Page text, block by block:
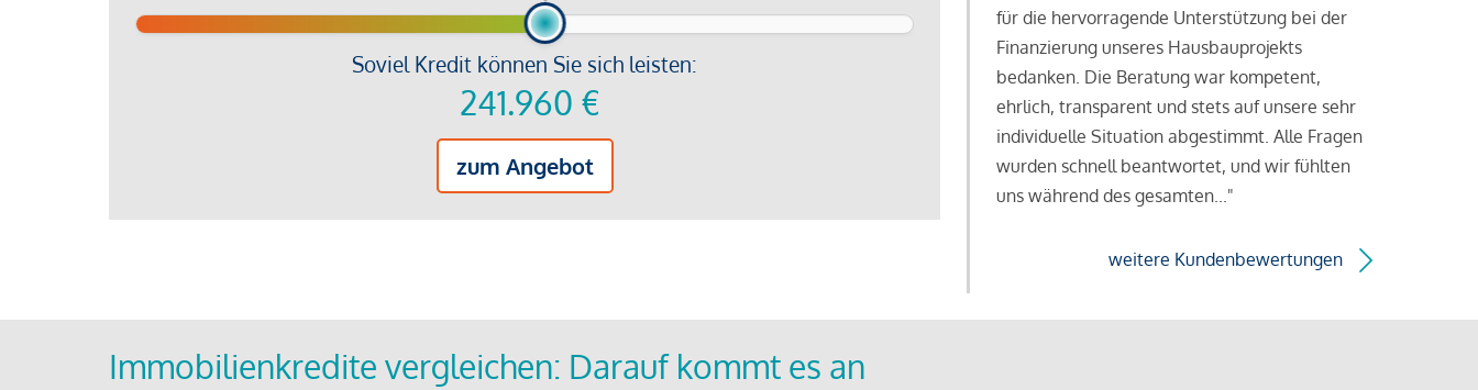
Soviel Kredit können Sie sich leisten:
241.960 €
zum Angebot
für die hervorragende Unterstützung bei der
Finanzierung unseres Hausbauprojekts
bedanken. Die Beratung war kompetent,
ehrlich, transparent und stets auf unsere sehr
individuelle Situation abgestimmt. Alle Fragen
wurden schnell beantwortet, und wir fühlten
uns während des gesamten..."
weitere Kundenbewertungen
Immobilienkredite vergleichen: Darauf kommt es an